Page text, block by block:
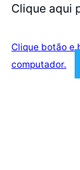
Clique aqui
Clique botão e
computador.